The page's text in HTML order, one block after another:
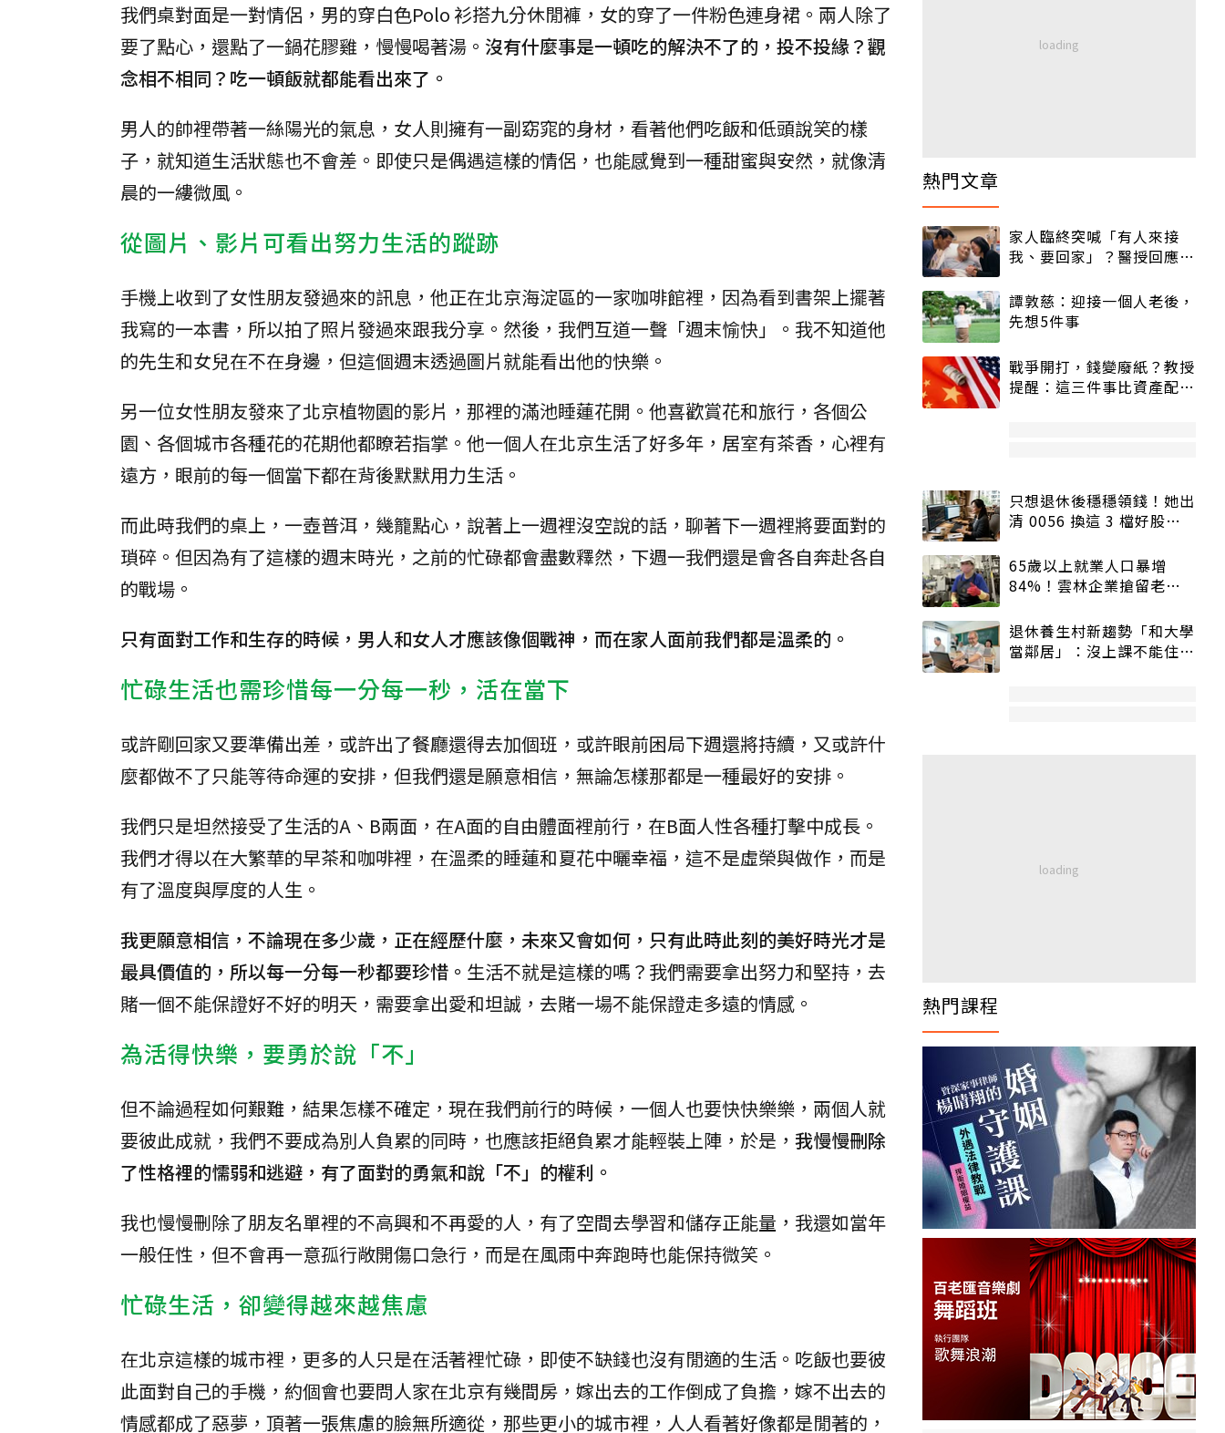
我們桌對面是一對情侶，男的穿白色Polo 衫搭九分休閒褲，女的穿了一件粉色連身裙。兩人除了
要了點心，還點了一鍋花膠雞，慢慢喝著湯。 沒有什麼事是一頓吃的解決不了的，投不投緣？觀
念相不相同？吃一頓飯就都能看出來了。
男人的帥裡帶著一絲陽光的氣息，女人則擁有一副窈窕的身材，看著他們吃飯和低頭說笑的樣
子，就知道生活狀態也不會差。即使只是偶遇這樣的情侶，也能感覺到一種甜蜜與安然，就像清
晨的一縷微風。
從圖片、影片可看出努力生活的蹤跡
手機上收到了女性朋友發過來的訊息，他正在北京海淀區的一家咖啡館裡，因為看到書架上擺著
我寫的一本書，所以拍了照片發過來跟我分享。然後，我們互道一聲「週末愉快」。我不知道他
的先生和女兒在不在身邊，但這個週末透過圖片就能看出他的快樂。
另一位女性朋友發來了北京植物園的影片，那裡的滿池睡蓮花開。他喜歡賞花和旅行，各個公
園、各個城市各種花的花期他都瞭若指掌。他一個人在北京生活了好多年，居室有茶香，心裡有
遠方，眼前的每一個當下都在背後默默用力生活。
而此時我們的桌上，一壺普洱，幾籠點心，說著上一週裡沒空說的話，聊著下一週裡將要面對的
瑣碎。但因為有了這樣的週末時光，之前的忙碌都會盡數釋然，下週一我們還是會各自奔赴各自
的戰場。
只有面對工作和生存的時候，男人和女人才應該像個戰神，而在家人面前我們都是溫柔的。
忙碌生活也需珍惜每一分每一秒，活在當下
或許剛回家又要準備出差，或許出了餐廳還得去加個班，或許眼前困局下週還將持續，又或許什
麼都做不了只能等待命運的安排，但我們還是願意相信，無論怎樣那都是一種最好的安排。
我們只是坦然接受了生活的A、B兩面，在A面的自由體面裡前行，在B面人性各種打擊中成長。
我們才得以在大繁華的早茶和咖啡裡，在溫柔的睡蓮和夏花中曬幸福，這不是虛榮與做作，而是
有了溫度與厚度的人生。
我更願意相信，不論現在多少歲，正在經歷什麼，未來又會如何，只有此時此刻的美好時光才是
最具價值的，所以每一分每一秒都要珍惜。 生活不就是這樣的嗎？我們需要拿出努力和堅持，去
賭一個不能保證好不好的明天，需要拿出愛和坦誠，去賭一場不能保證走多遠的情感。
為活得快樂，要勇於說「不」
但不論過程如何艱難，結果怎樣不確定，現在我們前行的時候，一個人也要快快樂樂，兩個人就
要彼此成就，我們不要成為別人負累的同時，也應該拒絕負累才能輕裝上陣，於是， 我慢慢刪除
了性格裡的懦弱和逃避，有了面對的勇氣和說「不」的權利。
我也慢慢刪除了朋友名單裡的不高興和不再愛的人，有了空間去學習和儲存正能量，我還如當年
一般任性，但不會再一意孤行敞開傷口急行，而是在風雨中奔跑時也能保持微笑。
忙碌生活，卻變得越來越焦慮
在北京這樣的城市裡，更多的人只是在活著裡忙碌，即使不缺錢也沒有閒適的生活。吃飯也要彼
此面對自己的手機，約個會也要問人家在北京有幾間房，嫁出去的工作倒成了負擔，嫁不出去的
情感都成了惡夢，頂著一張焦慮的臉無所適從，那些更小的城市裡，人人看著好像都是閒著的，
熱門文章
家人臨終突喊「有人來接
我、要回家」？醫授回應方
譚敦慈：迎接一個人老後，
先想5件事
戰爭開打，錢變廢紙？教授
提醒：這三件事比資產配置
只想退休後穩穩領錢！她出
清 0056 換這 3 檔好股：
65歲以上就業人口暴增
84%！雲林企業搶留老員
退休養生村新趨勢「和大學
當鄰居」：沒上課不能住、
熱門課程